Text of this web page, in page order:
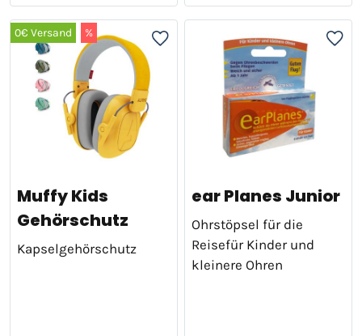
0€ Versand %
Muffy Kids
Gehörschutz
Kapselgehörschutz
ear Planes Junior
Ohrstöpsel für die
Reisefür Kinder und
kleinere Ohren